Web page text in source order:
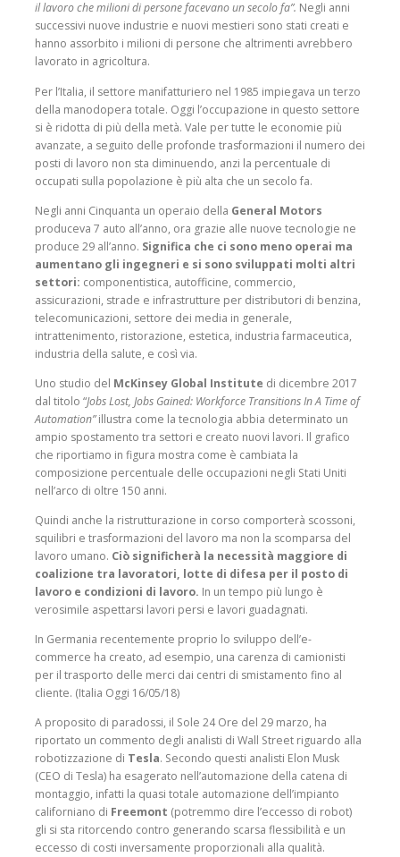
il lavoro che milioni di persone facevano un secolo fa”. Negli anni
successivi nuove industrie e nuovi mestieri sono stati creati e
hanno assorbito i milioni di persone che altrimenti avrebbero
lavorato in agricoltura.
Per l’Italia, il settore manifatturiero nel 1985 impiegava un terzo
della manodopera totale. Oggi l’occupazione in questo settore
si è ridotta di più della metà. Vale per tutte le economie più
avanzate, a seguito delle profonde trasformazioni il numero dei
posti di lavoro non sta diminuendo, anzi la percentuale di
occupati sulla popolazione è più alta che un secolo fa.
Negli anni Cinquanta un operaio della General Motors
produceva 7 auto all’anno, ora grazie alle nuove tecnologie ne
produce 29 all’anno. Significa che ci sono meno operai ma
aumentano gli ingegneri e si sono sviluppati molti altri
settori: componentistica, autofficine, commercio,
assicurazioni, strade e infrastrutture per distributori di benzina,
telecomunicazioni, settore dei media in generale,
intrattenimento, ristorazione, estetica, industria farmaceutica,
industria della salute, e così via.
Uno studio del McKinsey Global Institute di dicembre 2017
dal titolo “Jobs Lost, Jobs Gained: Workforce Transitions In A Time of
Automation”illustra come la tecnologia abbia determinato un
ampio spostamento tra settori e creato nuovi lavori. Il grafico
che riportiamo in figura mostra come è cambiata la
composizione percentuale delle occupazioni negli Stati Uniti
nell’arco di oltre 150 anni.
Quindi anche la ristrutturazione in corso comporterà scossoni,
squilibri e trasformazioni del lavoro ma non la scomparsa del
lavoro umano. Ciò significherà la necessità maggiore di
coalizione tra lavoratori, lotte di difesa per il posto di
lavoro e condizioni di lavoro. In un tempo più lungo è
verosimile aspettarsi lavori persi e lavori guadagnati.
In Germania recentemente proprio lo sviluppo dell’e-
commerce ha creato, ad esempio, una carenza di camionisti
per il trasporto delle merci dai centri di smistamento fino al
cliente. (Italia Oggi 16/05/18)
A proposito di paradossi, il Sole 24 Ore del 29 marzo, ha
riportato un commento degli analisti di Wall Street riguardo alla
robotizzazione di Tesla. Secondo questi analisti Elon Musk
(CEO di Tesla) ha esagerato nell’automazione della catena di
montaggio, infatti la quasi totale automazione dell’impianto
californiano di Freemont (potremmo dire l’eccesso di robot)
gli si sta ritorcendo contro generando scarsa flessibilità e un
eccesso di costi inversamente proporzionali alla qualità.